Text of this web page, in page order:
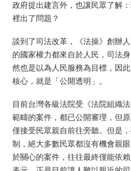
政府提出建言外，也讓民眾了解
裡出了問題？
談到了司法改革，《法操》創辦
的國家權力都來自於人民，司法
然也是以為人民服務為目標，因
核心，就是「公開透明」。
目前台灣各級法院受《法院組織
範疇的案件，都已公開審理，但
僅接受民眾親自前往旁聽。但是
制，絕大多數民眾都沒有機會親
於關心的案件，往往最終僅能依